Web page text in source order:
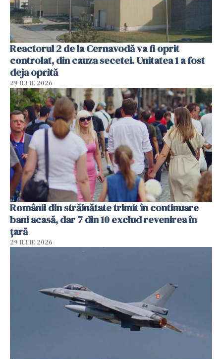
Reactorul 2 de la Cernavodă va fi oprit
controlat, din cauza secetei. Unitatea 1 a fost
deja oprită
29 IULIE 2026
Românii din străinătate trimit în continuare
bani acasă, dar 7 din 10 exclud revenirea în
țară
29 IULIE 2026